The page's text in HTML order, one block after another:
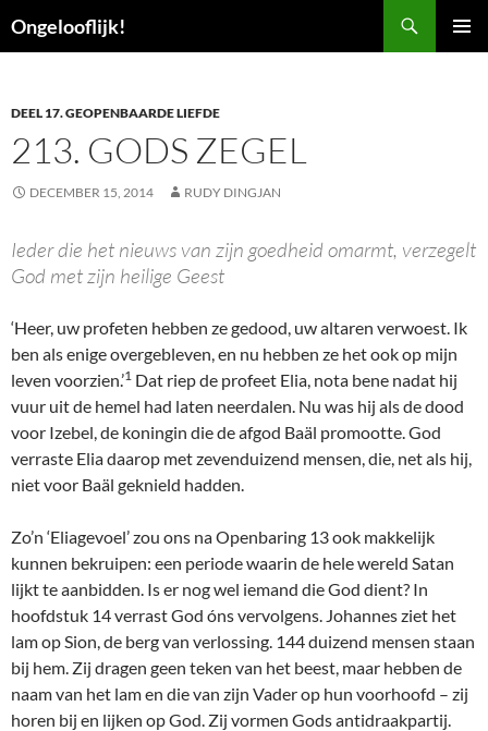
naar
Ongelooflijk!
DEEL 17. GEOPENBAARDE LIEFDE
213. GODS ZEGEL
DECEMBER 15, 2014 RUDY DINGJAN
Ieder die het nieuws van zijn goedheid omarmt, verzegelt
God met zijn heilige Geest
‘Heer, uw profeten hebben ze gedood, uw altaren verwoest. Ik
ben als enige overgebleven, en nu hebben ze het ook op mijn
leven voorzien.’1 Dat riep de profeet Elia, nota bene nadat hij
vuur uit de hemel had laten neerdalen. Nu was hij als de dood
voor Izebel, de koningin die de afgod Baäl promootte. God
verraste Elia daarop met zevenduizend mensen, die, net als hij,
niet voor Baäl geknield hadden.
Zo’n ‘Eliagevoel’ zou ons na Openbaring 13 ook makkelijk
kunnen bekruipen: een periode waarin de hele wereld Satan
lijkt te aanbidden. Is er nog wel iemand die God dient? In
hoofdstuk 14 verrast God óns vervolgens. Johannes ziet het
lam op Sion, de berg van verlossing. 144 duizend mensen staan
bij hem. Zij dragen geen teken van het beest, maar hebben de
naam van het lam en die van zijn Vader op hun voorhoofd – zij
horen bij en lijken op God. Zij vormen Gods antidraakpartij.